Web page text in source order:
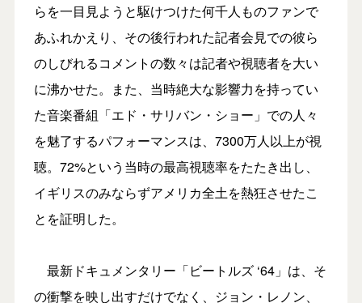
らを一目見ようと駆けつけた何千人ものファンで
あふれかえり、その後行われた記者会見での彼ら
のしびれるコメントの数々は記者や視聴者を大い
に沸かせた。また、当時絶大な影響力を持ってい
た音楽番組「エド・サリバン・ショー」での人々
を魅了するパフォーマンスは、7300万人以上が視
聴。72%という当時の最高視聴率をたたき出し、
イギリスのみならずアメリカ全土を熱狂させたこ
とを証明した。
最新ドキュメンタリー「ビートルズ ‘64」は、そ
の衝撃を映し出すだけでなく、ジョン・レノン、